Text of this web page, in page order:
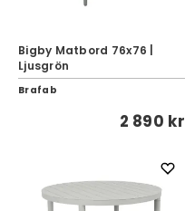
Bigby Matbord 76x76 |
Ljusgrön
Brafab
2 890 kr